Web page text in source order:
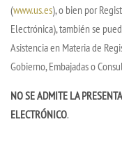
(www.us.es), o bien por
Electrónica), también se
Asistencia en Materia de
Gobierno, Embajadas o
NO SE ADMITE LA
ELECTRÓNICO.